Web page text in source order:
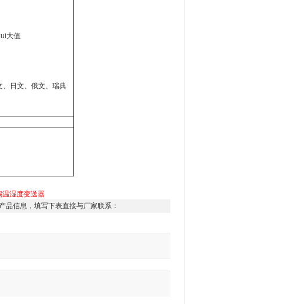
大值
、日文、俄文、瑞典
温湿度变送器
品信息，填写下表直接与厂家联系：